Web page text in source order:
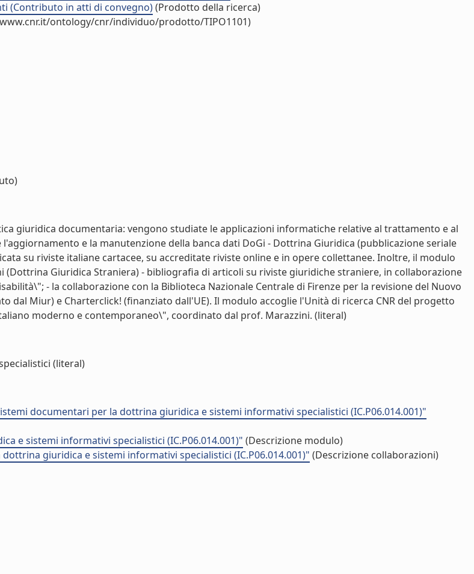
(Contributo in atti di convegno)(Prodotto della ricerca)
ontology/cnr/individuo/prodotto/TIPO1101)
giuridica documentaria: vengono studiate le applicazioni informatiche relative al trattamento e al
e la manutenzione della banca dati DoGi - Dottrina Giuridica (pubblicazione seriale
su riviste italiane cartacee, su accreditate riviste online e in opere collettanee. Inoltre, il modulo
(Dottrina Giuridica Straniera) - bibliografia di articoli su riviste giuridiche straniere, in collaborazione
- la collaborazione con la Biblioteca Nazionale Centrale di Firenze per la revisione del Nuovo
dal Miur) e Charterclick! (finanziato dall'UE). Il modulo accoglie l'Unità di ricerca CNR del progetto
moderno e contemporaneo\", coordinato dal prof. Marazzini. (literal)
(literal)
documentari per la dottrina giuridica e sistemi informativi specialistici (IC.P06.014.001)"
e sistemi informativi specialistici (IC.P06.014.001)" (Descrizione modulo)
giuridica e sistemi informativi specialistici (IC.P06.014.001)" (Descrizione collaborazioni)